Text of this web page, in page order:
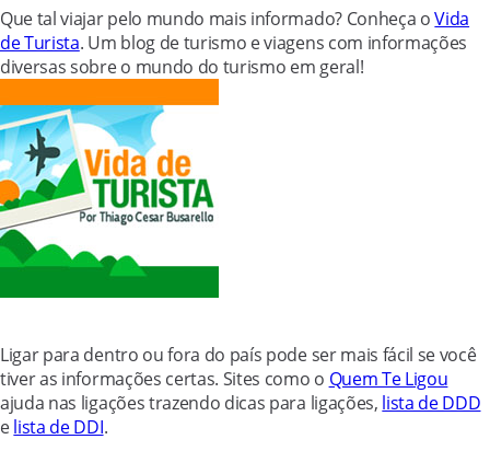
Que tal viajar pelo mundo mais informado? Conheça oVida
de Turista. Um blog de turismo e viagens com informações
diversas sobre o mundo do turismo em geral!
Ligar para dentro ou fora do país pode ser mais fácil se você
tiver as informações certas. Sites como o Quem Te Ligou
ajuda nas ligações trazendo dicas para ligações, lista de DDD
elista de DDI.